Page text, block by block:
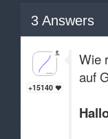
3 Answers
+15140
Wie
auf